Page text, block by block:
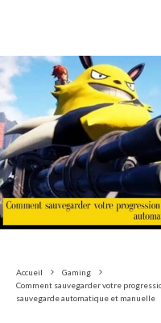
Accueil
Gaming
Comment sauvegarder votre
sauvegarde automatique et manuelle